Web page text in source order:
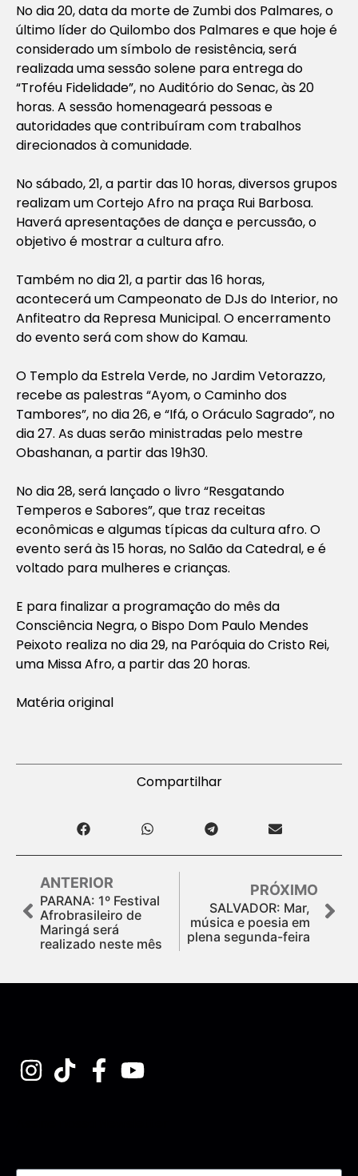
No dia 20, data da morte de Zumbi dos Palmares, o
último líder do Quilombo dos Palmares e que hoje é
considerado um símbolo de resistência, será
realizada uma sessão solene para entrega do
“Troféu Fidelidade”, no Auditório do Senac, às 20
horas. A sessão homenageará pessoas e
autoridades que contribuíram com trabalhos
direcionados à comunidade.
No sábado, 21, a partir das 10 horas, diversos grupos
realizam um Cortejo Afro na praça Rui Barbosa.
Haverá apresentações de dança e percussão, o
objetivo é mostrar a cultura afro.
Também no dia 21, a partir das 16 horas,
acontecerá um Campeonato de DJs do Interior, no
Anfiteatro da Represa Municipal. O encerramento
do evento será com show do Kamau.
O Templo da Estrela Verde, no Jardim Vetorazzo,
recebe as palestras “Ayom, o Caminho dos
Tambores”, no dia 26, e “Ifá, o Oráculo Sagrado”, no
dia 27. As duas serão ministradas pelo mestre
Obashanan, a partir das 19h30.
No dia 28, será lançado o livro “Resgatando
Temperos e Sabores”, que traz receitas
econômicas e algumas típicas da cultura afro. O
evento será às 15 horas, no Salão da Catedral, e é
voltado para mulheres e crianças.
E para finalizar a programação do mês da
Consciência Negra, o Bispo Dom Paulo Mendes
Peixoto realiza no dia 29, na Paróquia do Cristo Rei,
uma Missa Afro, a partir das 20 horas.
Matéria original
Compartilhar
ANTERIOR
PARANA: 1º Festival
Afrobrasileiro de
Maringá será
realizado neste mês
PRÓXIMO
SALVADOR: Mar,
música e poesia em
plena segunda-feira